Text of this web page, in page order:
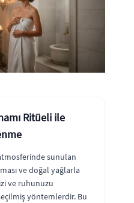
Ritüeli ile
sunulan
ve doğal yağlarla
ve ruhunuzu
yöntemlerdir. Bu